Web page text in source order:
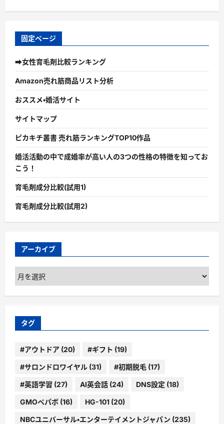
固定ページ
➡女性育毛剤比較ランキング
Amazon売れ筋商品リスト分析
おススメ・婚活サイト
サイトマップ
ピカキチ叢書 売れ筋ランキングTOP10作品
婚活活動の中で成婚率が高い人の3つの性格の特徴を知ってお
こう！
育毛剤成分比較(試用1)
育毛剤成分比較(試用2)
アーカイブ
ア
ー
カ
ブ
タグ
#アウトドア (20) #ギフト (19)
#サロンドロワイヤル (31) #初期脱毛 (17)
#英語学習 (27) AI英会話 (24) DNS設定 (18)
GMOペパボ (16) HG-101 (20)
NBCユニバーサル・エンターテイメントジャパン (235)